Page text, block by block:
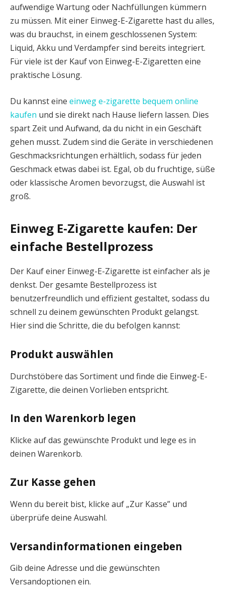
aufwendige Wartung oder Nachfüllungen kümmern
zu müssen. Mit einer Einweg-E-Zigarette hast du alles,
was du brauchst, in einem geschlossenen System:
Liquid, Akku und Verdampfer sind bereits integriert.
Für viele ist der Kauf von Einweg-E-Zigaretten eine
praktische Lösung.
Du kannst eine einweg e-zigarette bequem online
kaufen und sie direkt nach Hause liefern lassen. Dies
spart Zeit und Aufwand, da du nicht in ein Geschäft
gehen musst. Zudem sind die Geräte in verschiedenen
Geschmacksrichtungen erhältlich, sodass für jeden
Geschmack etwas dabei ist. Egal, ob du fruchtige, süße
oder klassische Aromen bevorzugst, die Auswahl ist
groß.
Einweg E-Zigarette kaufen: Der
einfache Bestellprozess
Der Kauf einer Einweg-E-Zigarette ist einfacher als je
denkst. Der gesamte Bestellprozess ist
benutzerfreundlich und effizient gestaltet, sodass du
schnell zu deinem gewünschten Produkt gelangst.
Hier sind die Schritte, die du befolgen kannst:
Produkt auswählen
Durchstöbere das Sortiment und finde die Einweg-E-
Zigarette, die deinen Vorlieben entspricht.
In den Warenkorb legen
Klicke auf das gewünschte Produkt und lege es in
deinen Warenkorb.
Zur Kasse gehen
Wenn du bereit bist, klicke auf „Zur Kasse” und
überprüfe deine Auswahl.
Versandinformationen eingeben
Gib deine Adresse und die gewünschten
Versandoptionen ein.